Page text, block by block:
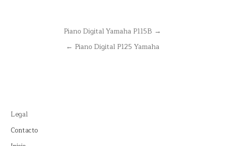
NavegaciónPiano Digital Yamaha P115B →
← Piano Digital P125 Yamaha
Legal
Contacto